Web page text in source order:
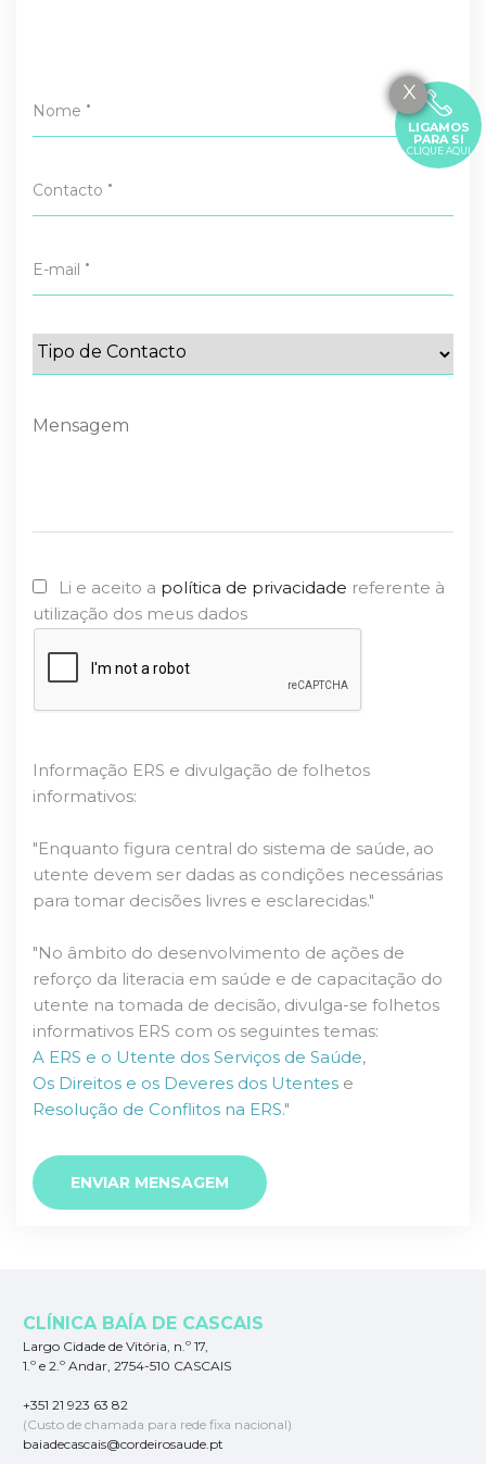
X
LIGAMOS
PARA SI
CLIQUE AQUI
Nome •
Contacto •
E-mail •
Li e aceito a política de privacidade referente à
utilização dos meus dados
Informação ERS e divulgação de folhetos
informativos:
"Enquanto figura central do sistema de saúde, ao
utente devem ser dadas as condições necessárias
para tomar decisões livres e esclarecidas."
"No âmbito do desenvolvimento de ações de
reforço da literacia em saúde e de capacitação do
utente na tomada de decisão, divulga-se folhetos
informativos ERS com os seguintes temas:
A ERS e o Utente dos Serviços de Saúde,
Os Direitos e os Deveres dos Utentes e
Resolução de Conflitos na ERS."
ENVIAR MENSAGEM
CLÍNICA BAÍA DE CASCAIS
Largo Cidade de Vitória, n.º 17,
1.º e 2.º Andar, 2754-510 CASCAIS
+351 21 923 63 82
(Custo de chamada para rede fixa nacional)
baiadecascais@cordeirosaude.pt